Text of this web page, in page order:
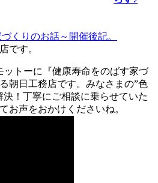
くりのお話～開催後記。
です。
ットーに『健康寿命をのばす家づ
朝日工務店です。みなさまの”色
決！丁寧にご相談に乗らせていた
お声をおかけくださいね。